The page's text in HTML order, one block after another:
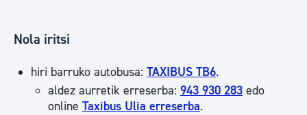
Nola iritsi
hiri barruko autobusa: TAXIBUS TB6.
aldez aurretik erreserba: 943 930 283 edo
online Taxibus Ulia erreserba.